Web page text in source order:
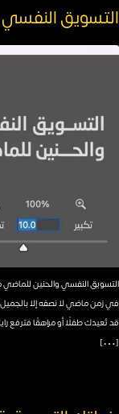
التسويق
التسويق النفسي والحنين للماضي
في زمن ماضي لا نصفه إلا
قد تُعيدك طفلًا أو مراهقًا فترفع
[…]